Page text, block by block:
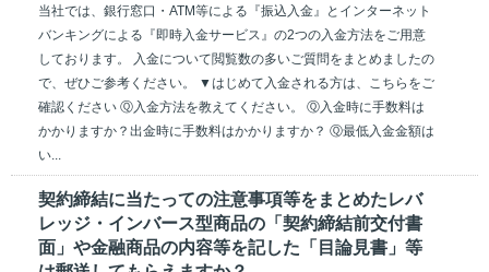
当社では、銀行窓口・ATM等による『振込入金』とインターネット
バンキングによる『即時入金サービス』の2つの入金方法をご用意
しております。 入金について閲覧数の多いご質問をまとめましたの
で、ぜひご参考ください。 ▼はじめて入金される方は、こちらをご
確認ください Ⓠ入金方法を教えてください。 Ⓠ入金時に手数料は
かかりますか？出金時に手数料はかかりますか？ Ⓠ最低入金金額は
い...
契約締結に当たっての注意事項等をまとめたレバ
レッジ・インバース型商品の「契約締結前交付書
面」や金融商品の内容等を記した「目論見書」等